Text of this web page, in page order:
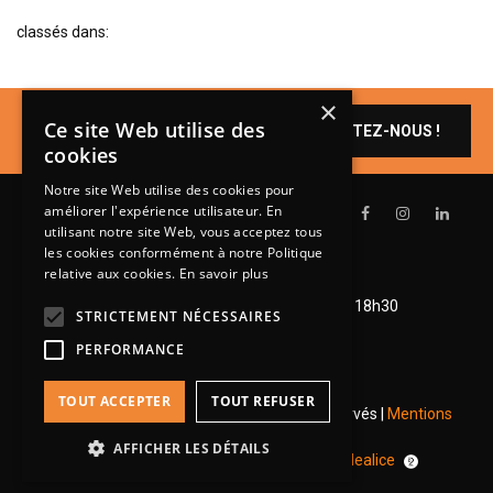
CANAPÉS
SALLES À MANGER
CHAISES
TABLES
LITERIE
CONVERTIBLE
MATELAS
classés dans:
Un produit vous
intéresse ?
CONTACTEZ-NOUS !
Lundi de 14h à 18h30
Mardi à vendredi de 9h à 12h et de 14h à 18h30
© 2026 Groupe Steinmetz - Tous droits réservés |
Mentions
légales
Une réalisation
Idealice
×
Ce site Web utilise des
cookies
Notre site Web utilise des cookies pour
améliorer l'expérience utilisateur. En
utilisant notre site Web, vous acceptez tous
les cookies conformément à notre Politique
relative aux cookies. En savoir plus
STRICTEMENT NÉCESSAIRES
PERFORMANCE
TOUT ACCEPTER TOUT REFUSER
AFFICHER LES DÉTAILS